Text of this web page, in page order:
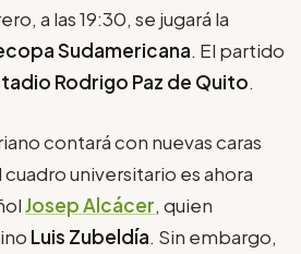
a las 19:30, se jugará la
Sudamericana. El partido
Rodrigo Paz de Quito.
contará con nuevas caras
universitario es ahora
Josep Alcácer, quien
Luis Zubeldía. Sin embargo,